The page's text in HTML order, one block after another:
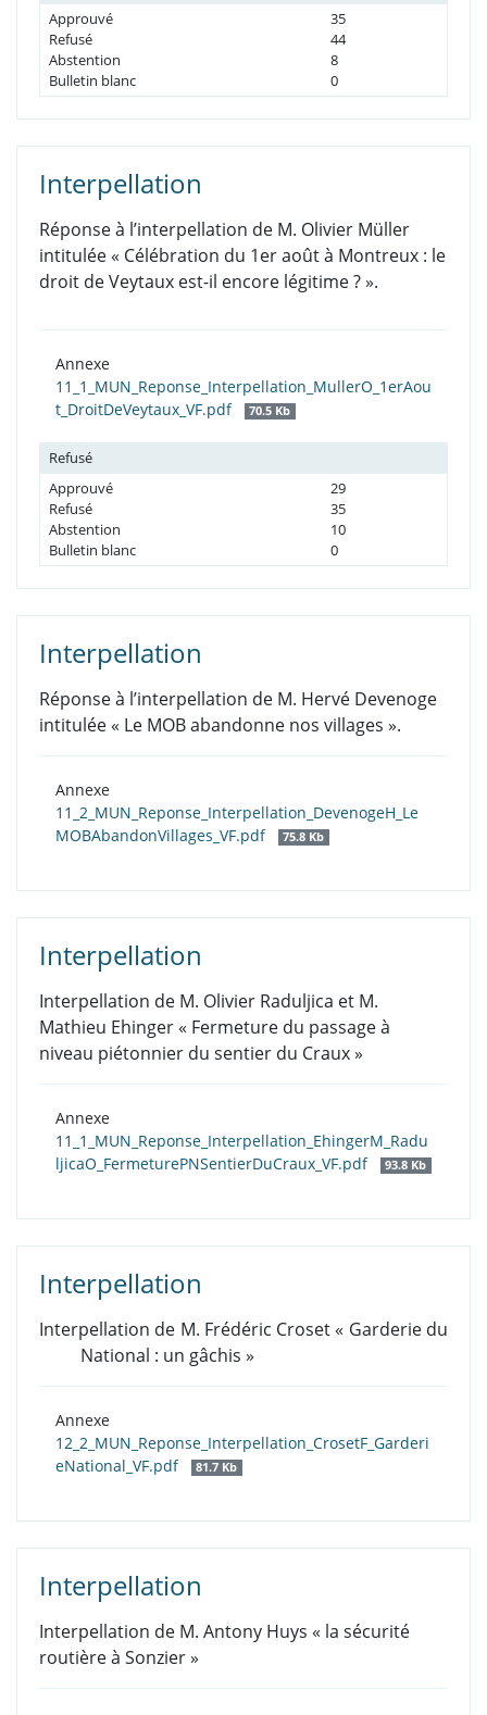
Approuvé
35
Refusé
44
Abstention
8
Bulletin blanc
0
Interpellation
Réponse à l’interpellation de M. Olivier Müller
intitulée « Célébration du 1er août à Montreux : le
droit de Veytaux est-il encore légitime ? ».
Annexe
11_1_MUN_Reponse_Interpellation_MullerO_1erAou
t_DroitDeVeytaux_VF.pdf
70.5 Kb
Refusé
Approuvé
29
Refusé
35
Abstention
10
Bulletin blanc
0
Interpellation
Réponse à l’interpellation de M. Hervé Devenoge
intitulée « Le MOB abandonne nos villages ».
Annexe
11_2_MUN_Reponse_Interpellation_DevenogeH_Le
MOBAbandonVillages_VF.pdf
75.8 Kb
Interpellation
Interpellation de M. Olivier Raduljica et M.
Mathieu Ehinger « Fermeture du passage à
niveau piétonnier du sentier du Craux »
Annexe
11_1_MUN_Reponse_Interpellation_EhingerM_Radu
ljicaO_FermeturePNSentierDuCraux_VF.pdf
93.8 Kb
Interpellation
Interpellation de M. Frédéric Croset « Garderie du
National : un gâchis »
Annexe
12_2_MUN_Reponse_Interpellation_CrosetF_Garderi
eNational_VF.pdf
81.7 Kb
Interpellation
Interpellation de M. Antony Huys « la sécurité
routière à Sonzier »